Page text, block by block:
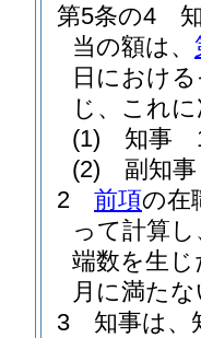
第5条の4
当の額は、
日におけ
じ、これ
(1)
知事
(2)
副知
2
前項の在
って計算
端数を生
月に満た
3
知事は、